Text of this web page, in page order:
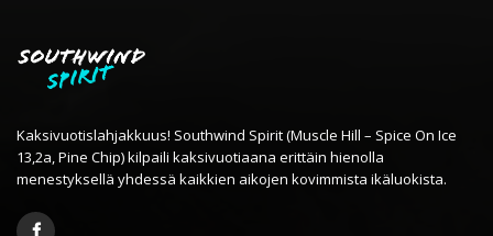
Kaksivuotislahjakkuus! Southwind Spirit (Muscle Hill – Spice On Ice
13,2a, Pine Chip) kilpaili kaksivuotiaana erittäin hienolla
menestyksellä yhdessä kaikkien aikojen kovimmista ikäluokista.